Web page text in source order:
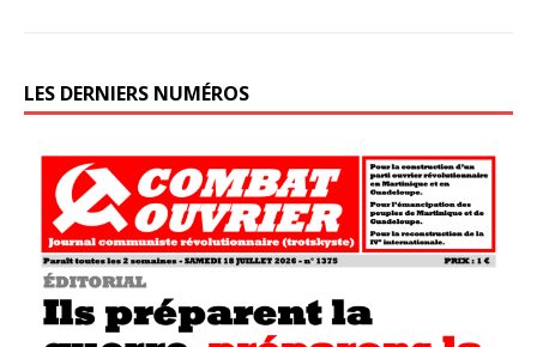
LES DERNIERS NUMÉROS